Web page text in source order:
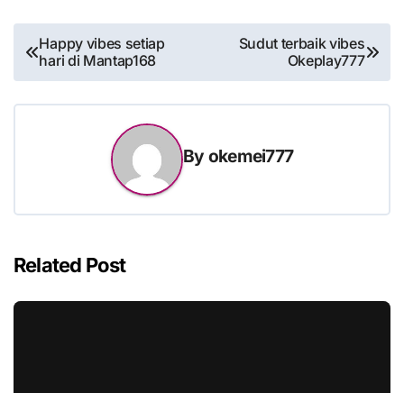
Post
navigation
Happy vibes setiap
hari di Mantap168
Sudut terbaik vibes
Okeplay777
By okemei777
Related Post